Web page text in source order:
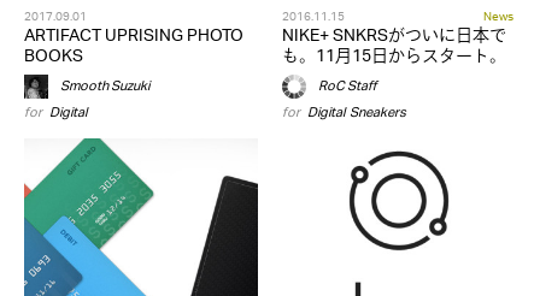
2017.09.01
ARTIFACT UPRISING PHOTO
BOOKS
Smooth Suzuki
for Digital
2016.11.15 News
NIKE+ SNKRSがついに日本で
も。11月15日からスタート。
RoC Staff
for Digital,Sneakers